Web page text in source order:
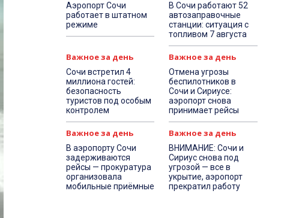
Аэропорт Сочи
работает в штатном
режиме
В Сочи работают 52
автозаправочные
станции: ситуация с
топливом 7 августа
Важное за день
Сочи встретил 4
миллиона гостей:
безопасность
туристов под особым
контролем
Важное за день
Отмена угрозы
беспилотников в
Сочи и Сириусе:
аэропорт снова
принимает рейсы
Важное за день
В аэропорту Сочи
задерживаются
рейсы — прокуратура
организовала
мобильные приёмные
Важное за день
ВНИМАНИЕ: Сочи и
Сириус снова под
угрозой — все в
укрытие, аэропорт
прекратил работу